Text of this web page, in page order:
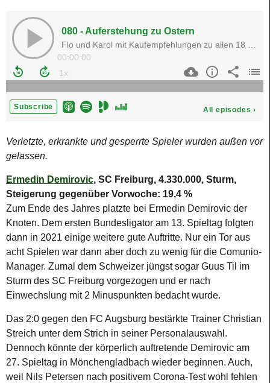
Verletzte, erkrankte und gesperrte Spieler wurden außen vor
gelassen.
Ermedin Demirovic, SC Freiburg, 4.330.000, Sturm,
Steigerung gegenüber Vorwoche: 19,4 %
Zum Ende des Jahres platzte bei Ermedin Demirovic der
Knoten. Dem ersten Bundesligator am 13. Spieltag folgten
dann in 2021 einige weitere gute Auftritte. Nur ein Tor aus
acht Spielen war dann aber doch zu wenig für die Comunio-
Manager. Zumal dem Schweizer jüngst sogar Guus Til im
Sturm des SC Freiburg vorgezogen und er nach
Einwechslung mit 2 Minuspunkten bedacht wurde.
Das 2:0 gegen den FC Augsburg bestärkte Trainer Christian
Streich unter dem Strich in seiner Personalauswahl.
Dennoch könnte der körperlich auftretende Demirovic am
27. Spieltag in Mönchengladbach wieder beginnen. Auch,
weil Nils Petersen nach positivem Corona-Test wohl fehlen